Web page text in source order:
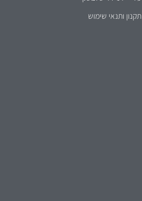
תקנון ותנאי שימוש